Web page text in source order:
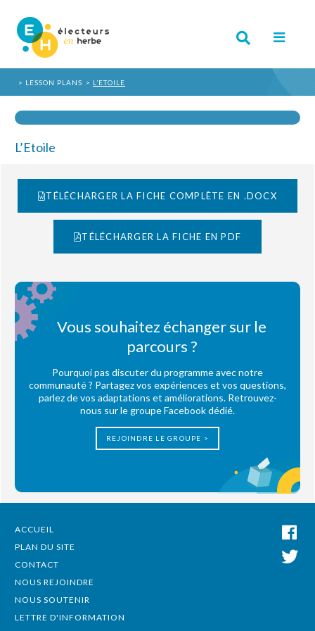
LESSON PLANS L’ETOILE
L’Etoile
TÉLÉCHARGER LA FICHE COMPLÈTE EN .DOCX
TÉLÉCHARGER LA FICHE EN PDF
Vous souhaitez échanger sur le
parcours ?
Pourquoi pas discuter du programme avec notre
communauté ? Partagez vos expériences et vos questions,
parlez de vos adaptations et améliorations. Retrouvez-
nous sur le groupe Facebook dédié.
REJOINDRE LE GROUPE >
ACCUEIL
PLAN DU SITE
CONTACT
NOUS REJOINDRE
NOUS SOUTENIR
LETTRE D'INFORMATION